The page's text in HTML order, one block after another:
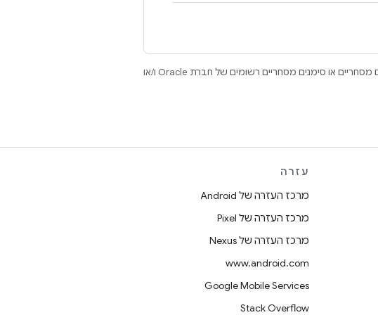
.‏ Java ו-OpenJDK הם סימנים מסחריים או סימנים מסחריים רשומים של חברת Oracle ו/או
עזרה
מרכז העזרה של Android
מרכז העזרה של Pixel
מרכז העזרה של Nexus
www.android.com
Google Mobile Services
Stack Overflow